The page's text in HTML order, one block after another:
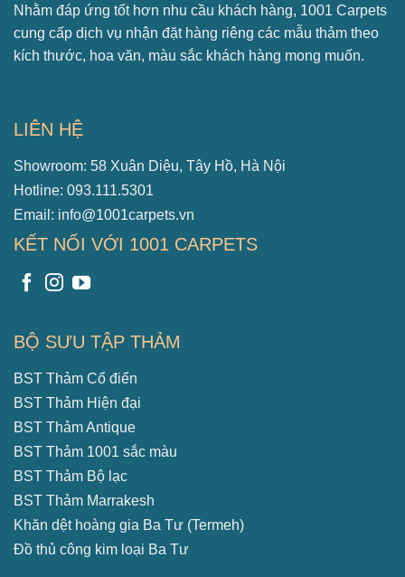
Nhằm đáp ứng tốt hơn nhu cầu khách hàng, 1001 Carpets
cung cấp dịch vụ nhận đặt hàng riêng các mẫu thảm theo
kích thước, hoa văn, màu sắc khách hàng mong muốn.
LIÊN HỆ
Showroom: 58 Xuân Diệu, Tây Hồ, Hà Nội
Hotline: 093.111.5301
Email: info@1001carpets.vn
KẾT NỐI VỚI 1001 CARPETS
BỘ SƯU TẬP THẢM
BST Thảm Cổ điển
BST Thảm Hiện đại
BST Thảm Antique
BST Thảm 1001 sắc màu
BST Thảm Bộ lạc
BST Thảm Marrakesh
Khăn dệt hoàng gia Ba Tư (Termeh)
Đồ thủ công kim loại Ba Tư